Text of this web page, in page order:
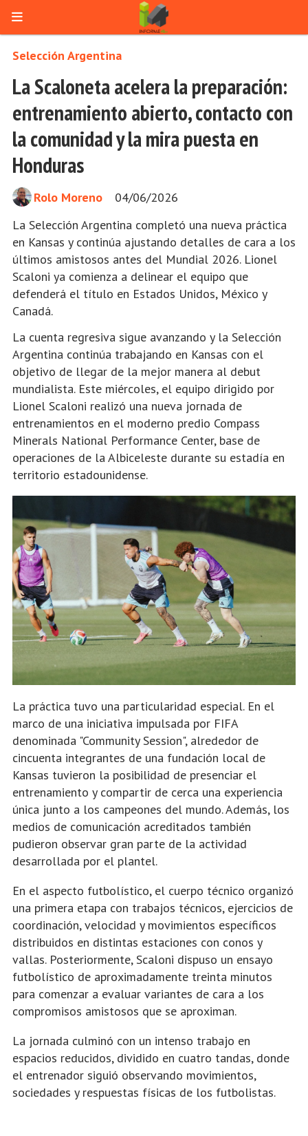
La Scaloneta acelera la preparación:
entrenamiento abierto, contacto con
la comunidad y la mira puesta en
Honduras
La Selección Argentina completó una nueva práctica
en Kansas y continúa ajustando detalles de cara a los
últimos amistosos antes del Mundial 2026. Lionel
Scaloni ya comienza a delinear el equipo que
defenderá el título en Estados Unidos, México y
Canadá.
Selección Argentina
04/06/2026
Rolo Moreno
La cuenta regresiva sigue avanzando y la Selección
Argentina continúa trabajando en Kansas con el
objetivo de llegar de la mejor manera al debut
mundialista. Este miércoles, el equipo dirigido por
Lionel Scaloni realizó una nueva jornada de
entrenamientos en el moderno predio Compass
Minerals National Performance Center, base de
operaciones de la Albiceleste durante su estadía en
territorio estadounidense.
La práctica tuvo una particularidad especial. En el
marco de una iniciativa impulsada por FIFA
denominada "Community Session", alrededor de
cincuenta integrantes de una fundación local de
Kansas tuvieron la posibilidad de presenciar el
entrenamiento y compartir de cerca una experiencia
única junto a los campeones del mundo. Además, los
medios de comunicación acreditados también
pudieron observar gran parte de la actividad
desarrollada por el plantel.
En el aspecto futbolístico, el cuerpo técnico organizó
una primera etapa con trabajos técnicos, ejercicios de
coordinación, velocidad y movimientos específicos
distribuidos en distintas estaciones con conos y
vallas. Posteriormente, Scaloni dispuso un ensayo
futbolístico de aproximadamente treinta minutos
para comenzar a evaluar variantes de cara a los
compromisos amistosos que se aproximan.
La jornada culminó con un intenso trabajo en
espacios reducidos, dividido en cuatro tandas, donde
el entrenador siguió observando movimientos,
sociedades y respuestas físicas de los futbolistas.